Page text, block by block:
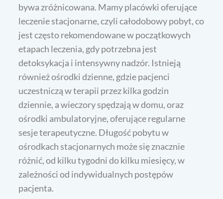
bywa zróżnicowana. Mamy placówki oferujące
leczenie stacjonarne, czyli całodobowy pobyt, co
jest często rekomendowane w początkowych
etapach leczenia, gdy potrzebna jest
detoksykacja i intensywny nadzór. Istnieją
również ośrodki dzienne, gdzie pacjenci
uczestniczą w terapii przez kilka godzin
dziennie, a wieczory spędzają w domu, oraz
ośrodki ambulatoryjne, oferujące regularne
sesje terapeutyczne. Długość pobytu w
ośrodkach stacjonarnych może się znacznie
różnić, od kilku tygodni do kilku miesięcy, w
zależności od indywidualnych postępów
pacjenta.